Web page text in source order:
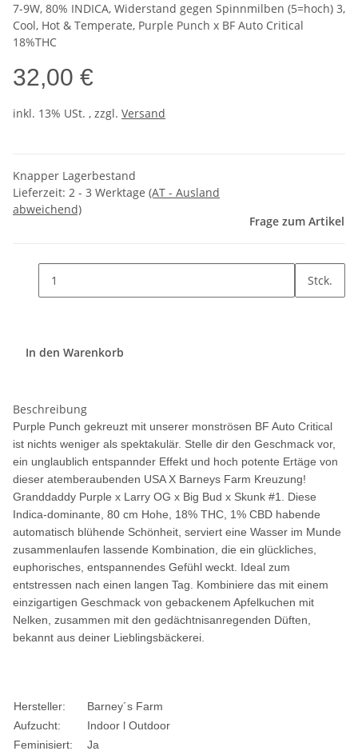
7-9W, 80% INDICA, Widerstand gegen Spinnmilben (5=hoch) 3,
Cool, Hot & Temperate, Purple Punch x BF Auto Critical
18%THC
32,00 €
inkl. 13% USt. , zzgl. Versand
Knapper Lagerbestand
Lieferzeit: 2 - 3 Werktage (AT - Ausland
abweichend)
Frage zum Artikel
Stck.
In den Warenkorb
Beschreibung
Purple Punch gekreuzt mit unserer monströsen BF Auto Critical
ist nichts weniger als spektakulär. Stelle dir den Geschmack vor,
ein unglaublich entspannder Effekt und hoch potente Ertäge von
dieser atemberaubenden USA X Barneys Farm Kreuzung!
Granddaddy Purple x Larry OG x Big Bud x Skunk #1. Diese
Indica-dominante, 80 cm Hohe, 18% THC, 1% CBD habende
automatisch blühende Schönheit, serviert eine Wasser im Munde
zusammenlaufen lassende Kombination, die ein glückliches,
euphorisches, entspannendes Gefühl weckt. Ideal zum
entstressen nach einen langen Tag. Kombiniere das mit einem
einzigartigen Geschmack von gebackenem Apfelkuchen mit
Nelken, zusammen mit den gedächtnisanregenden Düften,
bekannt aus deiner Lieblingsbäckerei.
Hersteller:
Barney´s Farm
Aufzucht:
Indoor l Outdoor
Feminisiert:
Ja